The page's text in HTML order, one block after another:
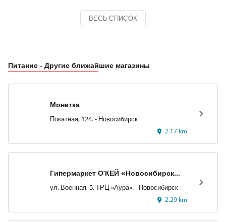
ВЕСЬ СПИСОК
Питание - Другие ближайшие магазины
Монетка
Покатная, 124. - Новосибирск
2.17 km
Гипермаркет О’КЕЙ «Новосибирск
ул. Военная, 5, ТРЦ «Аура». - Новосибирск
2.29 km